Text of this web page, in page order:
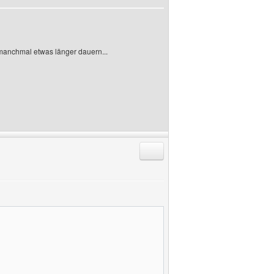
etwas länger dauern...